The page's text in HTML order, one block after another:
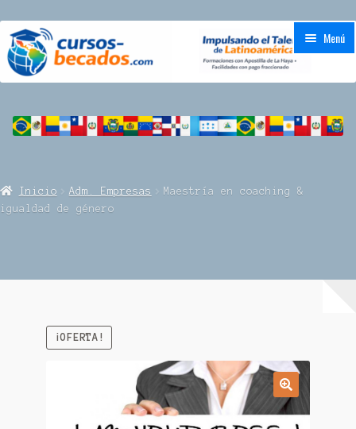
la
al
contenido
Menú
CAMPUS
Inicio Adm. Empresas
Maestría en coaching &
igualdad de género
¡OFERTA!
🔍